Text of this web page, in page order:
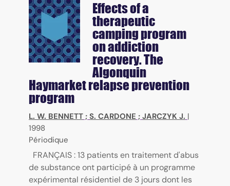
Effects of a
therapeutic
camping program
on addiction
recovery. The
Algonquin
Haymarket relapse prevention
program
L. W. BENNETT ; S. CARDONE ; JARCZYK J. |
1998
Périodique
FRANÇAIS : 13 patients en traitement d'abus
de substance ont participé à un programme
expérimental résidentiel de 3 jours dont les